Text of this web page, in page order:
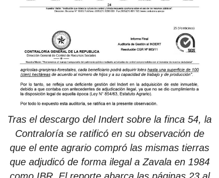
Tras el descargo del Indert sobre la finca 54, la
Contraloría se ratificó en su observación de
que el ente agrario compró las mismas tierras
que adjudicó de forma ilegal a Zavala en 1984